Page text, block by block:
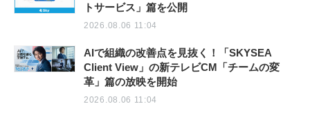
トサービス」篇を公開
2026.08.06 11:04
AIで組織の改善点を見抜く！「SKYSEA
Client View」の新テレビCM「チームの変
革」篇の放映を開始
2026.08.06 11:04